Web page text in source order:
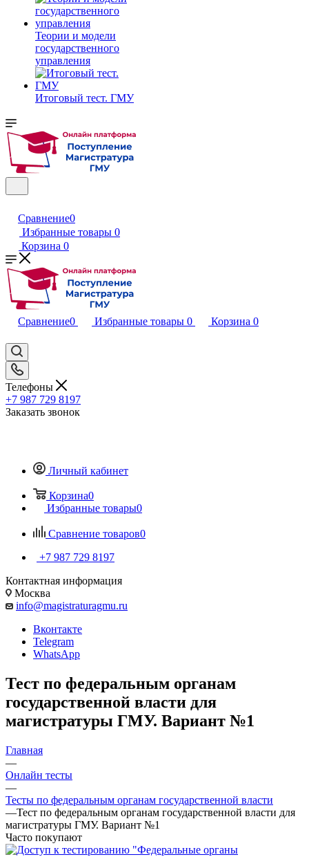
Теории и модели
государственного
управления
Итоговый тест. ГМУ
Сравнение0
Избранные товары 0
Корзина 0
Сравнение0 Избранные товары 0 Корзина 0
Телефоны
+7 987 729 8197
Заказать звонок
Личный кабинет
Корзина0
Избранные товары0
Сравнение товаров0
+7 987 729 8197
Контактная информация
Москва
info@magistraturagmu.ru
Вконтакте
Telegram
WhatsApp
Тест по федеральным органам
государственной власти для
магистратуры ГМУ. Вариант №1
Главная
—
Онлайн тесты
—
Тесты по федеральным органам государственной власти
—Тест по федеральным органам государственной власти для
магистратуры ГМУ. Вариант №1
Часто покупают